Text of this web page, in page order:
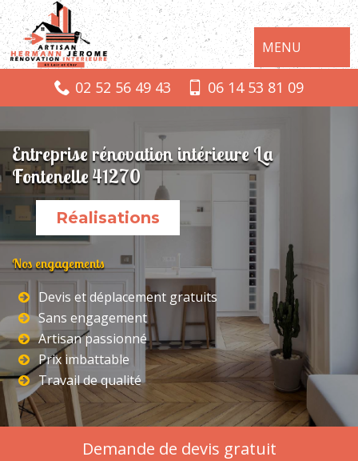
MENU
02 52 56 49 43 06 14 53 81 09
Entreprise rénovation intérieure La
Fontenelle 41270
Réalisations
Nos engagements
Devis et déplacement gratuits
Sans engagement
Artisan passionné
Prix imbattable
Travail de qualité
Demande de devis gratuit